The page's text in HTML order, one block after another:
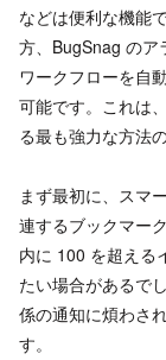
などは便利な機能
方、BugSnag のア
ワークフローを自
可能です。これは
る最も強力な方法
まず最初に、スマ
連するブックマー
内に 100 を超える
たい場合があるで
係の通知に煩わさ
す。